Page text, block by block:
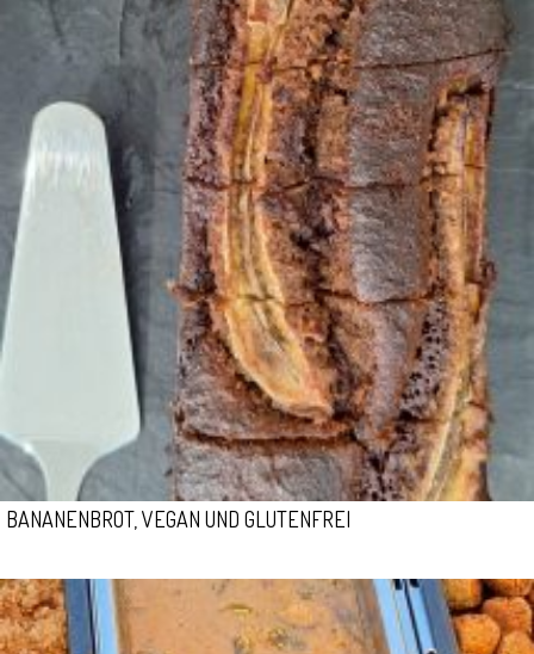
BANANENBROT, VEGAN UND GLUTENFREI